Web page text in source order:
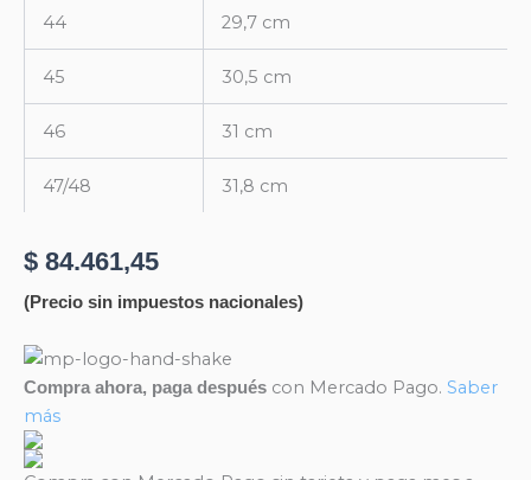
44 29,7 cm
45 30,5 cm
46 31 cm
47/48 31,8 cm
$ 84.461,45
(Precio sin impuestos nacionales)
Compra ahora, paga después con Mercado Pago. Saber
más
ART
1956
NOBUK
cantidad